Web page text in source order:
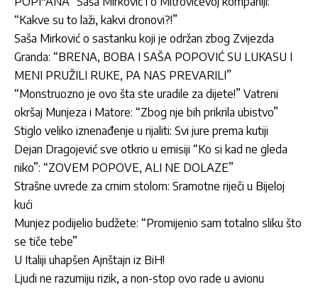
“Kakve su to laži, kakvi dronovi?!”
Saša Mirković o sastanku koji je održan zbog Zvijezda
Granda: “BRENA, BOBA I SAŠA POPOVIĆ SU LUKASU I
MENI PRUŽILI RUKE, PA NAS PREVARILI”
“Monstruozno je ovo šta ste uradile za dijete!” Vatreni
okršaj Munjeza i Matore: “Zbog nje bih prikrila ubistvo”
Stiglo veliko iznenađenje u rijaliti: Svi jure prema kutiji
Dejan Dragojević sve otkrio u emisiji “Ko si kad ne gleda
niko”: “ZOVEM POPOVE, ALI NE DOLAZE”
Strašne uvrede za crnim stolom: Sramotne riječi u Bijeloj
kući
Munjez podijelio budžete: “Promijenio sam totalno sliku što
se tiče tebe”
U Italiji uhapšen Ajnštajn iz BiH!
Ljudi ne razumiju rizik, a non-stop ovo rade u avionu